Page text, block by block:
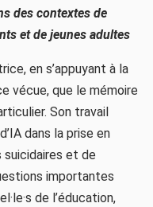
des contextes de
et de jeunes adultes
en s’appuyant à la
vécue, que le mémoire
Son travail
dans la prise en
suicidaires et de
importantes
de l’éducation,